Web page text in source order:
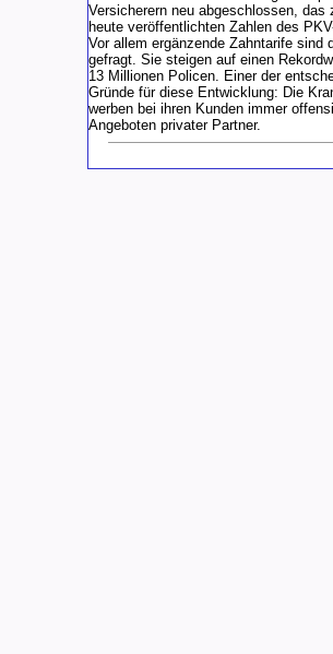
Versicherern neu abgeschlossen, das
heute veröffentlichten Zahlen des
Vor allem ergänzende Zahntarife sind
gefragt. Sie steigen auf einen
13 Millionen Policen. Einer der
Gründe für diese Entwicklung: Die
werben bei ihren Kunden immer
Angeboten privater Partner.